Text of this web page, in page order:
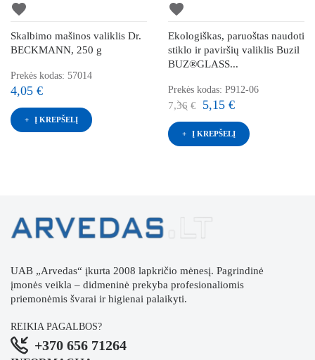
favorite
Skalbimo mašinos valiklis Dr.
BECKMANN, 250 g
Prekės kodas: 57014
4,05 €
Į KREPŠELĮ
favorite
Ekologiškas, paruoštas naudoti
stiklo ir paviršių valiklis Buzil
BUZ®GLASS...
Prekės kodas: P912-06
7,36 € 5,15 €
Į KREPŠELĮ
UAB „Arvedas“ įkurta 2008 lapkričio mėnesį. Pagrindinė
įmonės veikla – didmeninė prekyba profesionaliomis
priemonėmis švarai ir higienai palaikyti.
REIKIA PAGALBOS?
+370 656 71264